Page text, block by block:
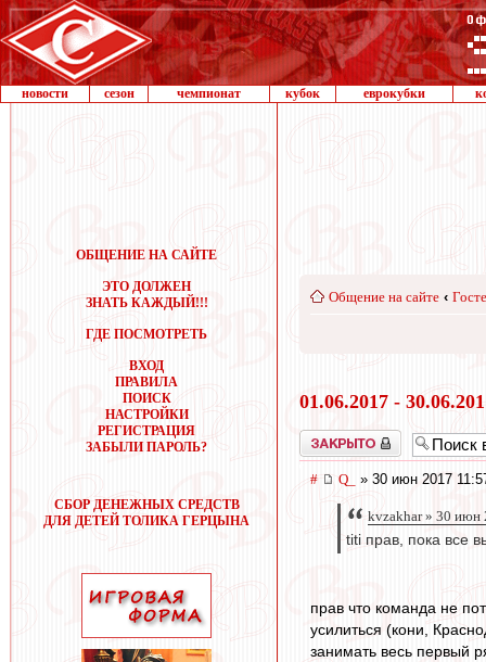
новости сезон чемпионат кубок еврокубки
ОБЩЕНИЕ НА САЙТЕ
ЭТО ДОЛЖЕН
ЗНАТЬ КАЖДЫЙ!!!
ГДЕ ПОСМОТРЕТЬ
ВХОД
ПРАВИЛА
ПОИСК
НАСТРОЙКИ
РЕГИСТРАЦИЯ
ЗАБЫЛИ ПАРОЛЬ?
СБОР ДЕНЕЖНЫХ СРЕДСТВ
ДЛЯ ДЕТЕЙ ТОЛИКА ГЕРЦЫНА
Общение на сайте ‹
01.06.2017 -
Закрыто
# Q_ » 30 июн 2017
kvzakhar » 30 июн
titi прав, пока все
прав что команда не
усилиться (кони,
занимать весь первый